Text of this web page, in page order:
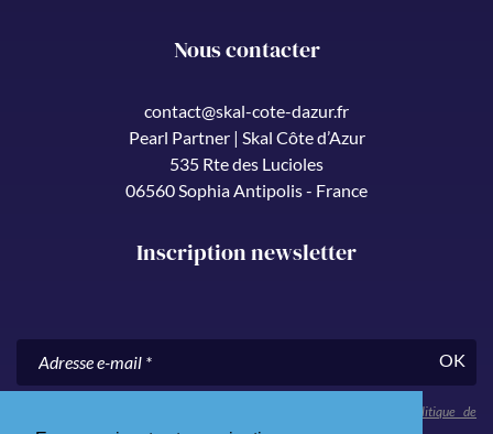
Nous contacter
contact@skal-cote-dazur.fr
Pearl Partner | Skal Côte d’Azur
535 Rte des Lucioles
06560 Sophia Antipolis - France
Inscription newsletter
OK
politique de
confidentialité